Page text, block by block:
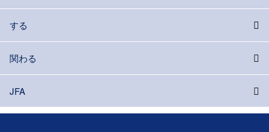
する
関わる
JFA